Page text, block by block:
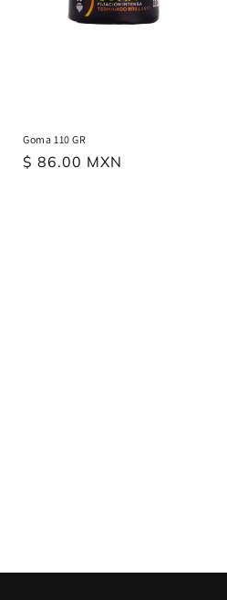
Goma 110 GR
Precio
$ 86.00 MXN